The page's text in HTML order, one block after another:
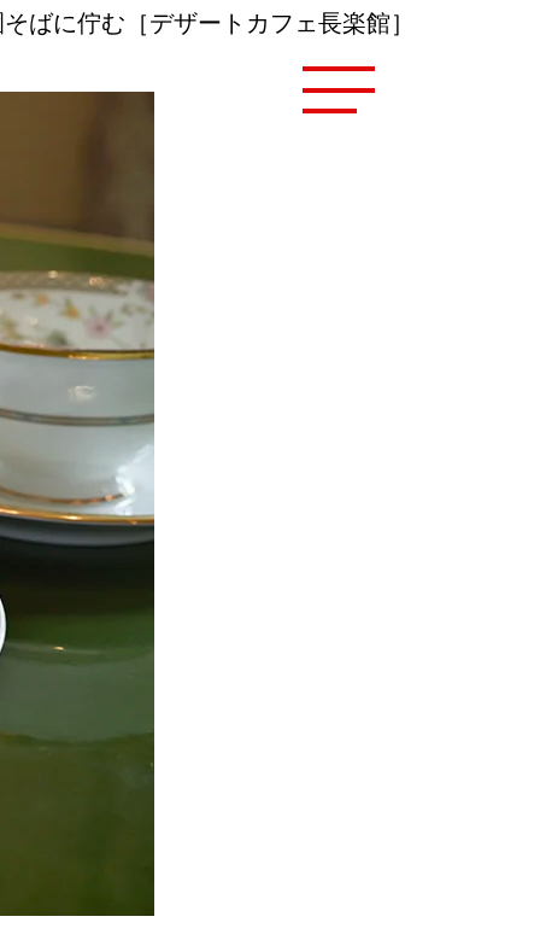
すめの展覧会
た。おすすめの本
ばに佇む［デザートカフェ長楽館］